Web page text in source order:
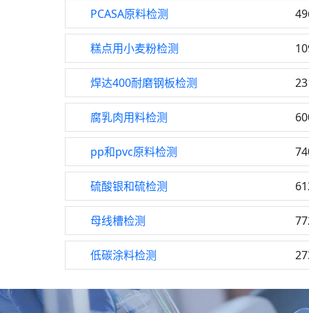
PCASA原料检测
糕点用小麦粉检测
焊达400耐磨钢板检测
腐乳肉用料检测
pp和pvc原料检测
硫酸银和硫检测
母线槽检测
低碳涂料检测